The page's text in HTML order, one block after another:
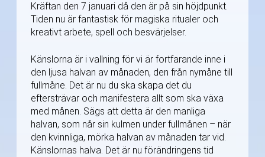
Kräftan den 7 januari då den är på sin höjdpunkt.
Tiden nu är fantastisk för magiska ritualer och
kreativt arbete, spell och besvärjelser.
Känslorna är i vallning för vi är fortfarande inne i
den ljusa halvan av månaden, den från nymåne till
fullmåne. Det är nu du ska skapa det du
eftersträvar och manifestera allt som ska växa
med månen. Sägs att detta är den manliga
halvan, som når sin kulmen under fullmånen – när
den kvinnliga, mörka halvan av månaden tar vid.
Känslornas halva. Det är nu förändringens tid